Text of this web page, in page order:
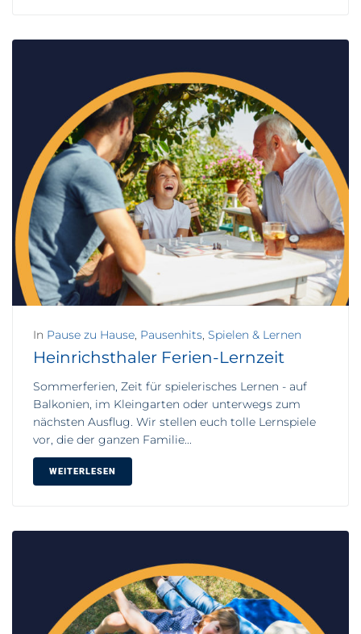
In Pause zu Hause, Pausenhits, Spielen & Lernen
Heinrichsthaler Ferien-Lernzeit
Sommerferien, Zeit für spielerisches Lernen - auf
Balkonien, im Kleingarten oder unterwegs zum
nächsten Ausflug. Wir stellen euch tolle Lernspiele
vor, die der ganzen Familie...
WEITERLESEN